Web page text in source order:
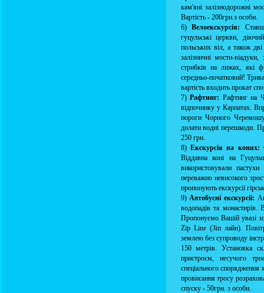
кам'яні залізнодорожні
Вартість - 200грн.з особи.
6)Велоекскурсія:
гуцульські церкви,
польських віл, а також дві
залізничні мости-
стрибків на лижах, які
середньо-початковий!
вартість входить прокат
7)Рафтинг: Рафтинг на
відпочинку у Карпатах.
пороги Чорного
долати водні перешкоди.
250 грн.
8) Екскурсія на конях:
Віддавна коні на
використовували
переважно невисокого
пропонують екскурсії
9)Автобусні екскурсії:
водопадів та
Пропонуємо Вашій увазі
Zip Line (Зіп лайн).
землею без супроводу
150 метрів. Установка
пристроєм, несучого
спеціального
провисання тросу
спуску - 50грн. з особи.